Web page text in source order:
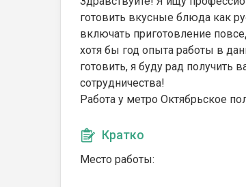
готовить вкусные блюда как
включать приготовление
хотя бы год опыта работы в
готовить, я буду рад получить
сотрудничества!
Работа у метро Октябрьское
Кратко
Место работы: